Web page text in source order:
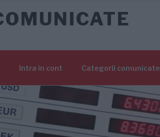
Intra in cont Categorii comunicate